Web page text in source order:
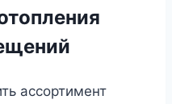
ассортимент